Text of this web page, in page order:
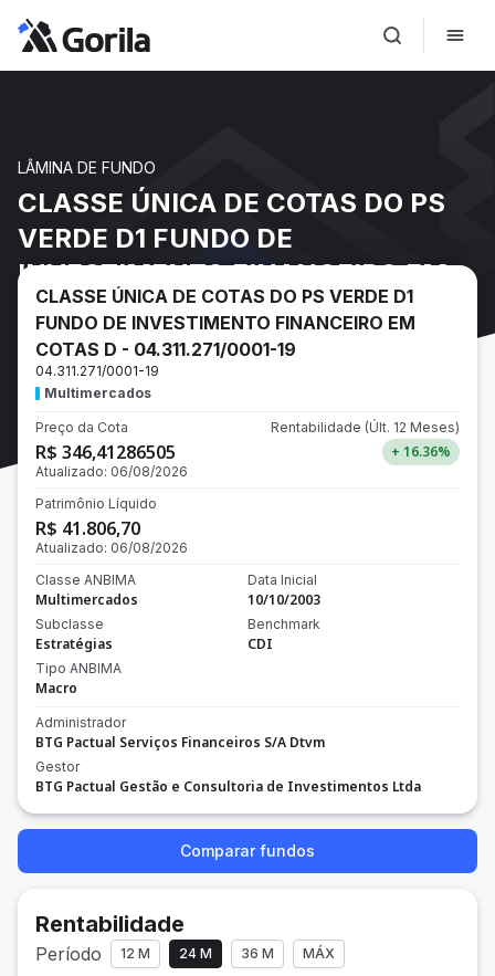
LÂMINA DE FUNDO
CLASSE ÚNICA DE COTAS DO PS
VERDE D1 FUNDO DE
INVESTIMENTO FINANCEIRO EM
COTAS D - 04.311.271/0001-19
CLASSE ÚNICA DE COTAS DO PS VERDE D1
FUNDO DE INVESTIMENTO FINANCEIRO EM
COTAS D - 04.311.271/0001-19
04.311.271/0001-19
Multimercados
Preço da Cota
R$ 346,41286505
Atualizado: 06/08/2026
Rentabilidade (Últ. 12 Meses)
+ 16.36%
Patrimônio Líquido
R$ 41.806,70
Atualizado: 06/08/2026
Classe ANBIMA
Multimercados
Subclasse
Estratégias
Tipo ANBIMA
Macro
Data Inicial
10/10/2003
Benchmark
CDI
Administrador
BTG Pactual Serviços Financeiros S/A Dtvm
Gestor
BTG Pactual Gestão e Consultoria de Investimentos Ltda
Comparar fundos
Rentabilidade
Período 12 M 24 M 36 M MÁX